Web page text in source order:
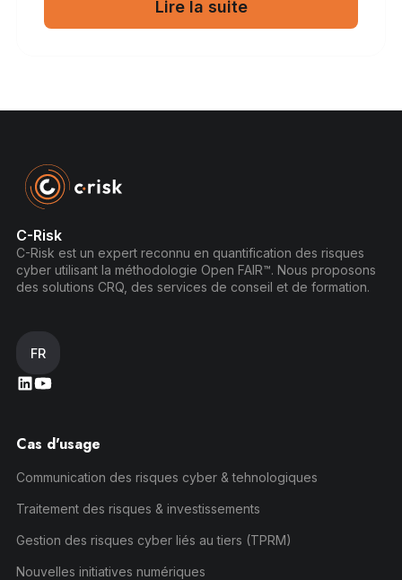
Lire la suite
C-Risk
C-Risk est un expert reconnu en quantification des risques
cyber utilisant la méthodologie Open FAIR™. Nous proposons
des solutions CRQ, des services de conseil et de formation.
FR
Cas d'usage
Communication des risques cyber & tehnologiques
Traitement des risques & investissements
Gestion des risques cyber liés au tiers (TPRM)
Nouvelles initiatives numériques